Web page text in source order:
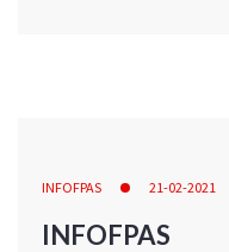
INFOFPAS 21-02-2021
INFOFPAS